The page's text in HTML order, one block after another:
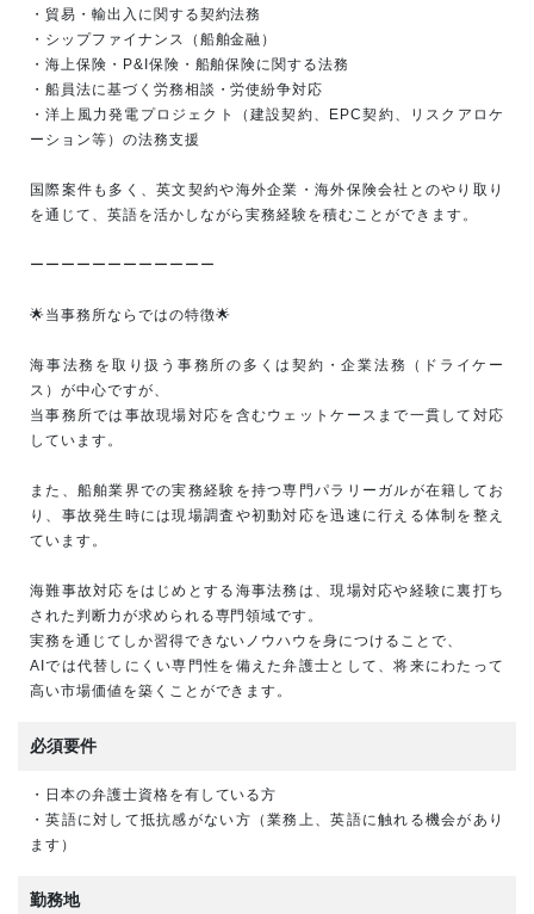
・貿易・輸出入に関する契約法務
・シップファイナンス（船舶金融）
・海上保険・P&I保険・船舶保険に関する法務
・船員法に基づく労務相談・労使紛争対応
・洋上風力発電プロジェクト（建設契約、EPC契約、リスクアロケ
ーション等）の法務支援
国際案件も多く、英文契約や海外企業・海外保険会社とのやり取り
を通じて、英語を活かしながら実務経験を積むことができます。
ーーーーーーーーーーーー
🌟当事務所ならではの特徴🌟
海事法務を取り扱う事務所の多くは契約・企業法務（ドライケー
ス）が中心ですが、
当事務所では事故現場対応を含むウェットケースまで一貫して対応
しています。
また、船舶業界での実務経験を持つ専門パラリーガルが在籍してお
り、事故発生時には現場調査や初動対応を迅速に行える体制を整え
ています。
海難事故対応をはじめとする海事法務は、現場対応や経験に裏打ち
された判断力が求められる専門領域です。
実務を通じてしか習得できないノウハウを身につけることで、
AIでは代替しにくい専門性を備えた弁護士として、将来にわたって
高い市場価値を築くことができます。
必須要件
・日本の弁護士資格を有している方
・英語に対して抵抗感がない方（業務上、英語に触れる機会があり
ます）
勤務地